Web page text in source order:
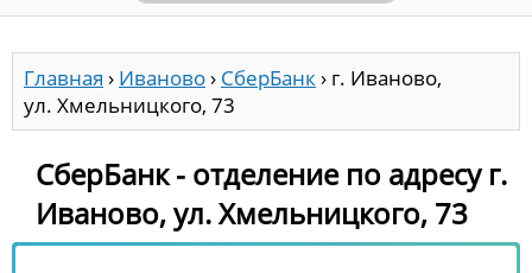
Главная › Иваново› СберБанк› г. Иваново,
ул. Хмельницкого, 73
СберБанк - отделение по адресу г.
Иваново, ул. Хмельницкого, 73